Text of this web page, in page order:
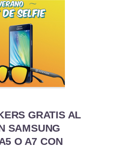
GRATIS AL
SAMSUNG
O A7 CON